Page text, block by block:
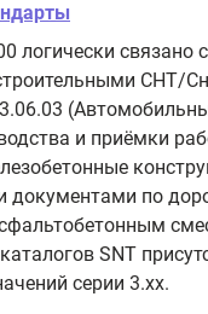
логически связано
СНТ/
и приёмки
документами по
SNT
серии 3.xx.